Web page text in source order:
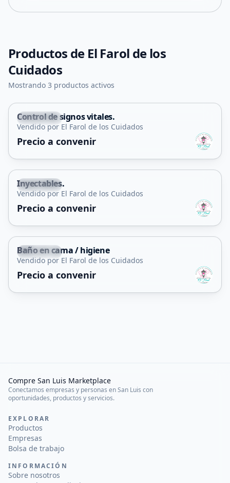
Productos de El Farol de los
Cuidados
Mostrando 3 productos activos
La Punta
Servicio
Control de signos vitales.
Vendido por El Farol de los Cuidados
Precio a convenir
La Punta
Servicio
Inyectables.
Vendido por El Farol de los Cuidados
Precio a convenir
La Punta
Servicio
Baño en cama / higiene
Vendido por El Farol de los Cuidados
Precio a convenir
Compre San Luis Marketplace
Conectamos empresas y personas en San Luis con
oportunidades, productos y servicios.
EXPLORAR
Productos
Empresas
Bolsa de trabajo
INFORMACIÓN
Sobre nosotros